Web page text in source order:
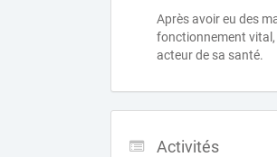
Après avoir eu des
fonctionnement vital,
acteur de sa santé.
Activités